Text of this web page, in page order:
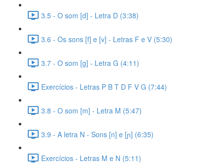
3.5 - O som [d] - Letra D (3:38)
3.6 - Os sons [f] e [v] - Letras F e V (5:30)
3.7 - O som [g] - Letra G (4:11)
Exercícios - Letras P B T D F V G (7:44)
3.8 - O som [m] - Letra M (5:47)
3.9 - A letra N - Sons [n] e [ɲ] (6:35)
Exercícios - Letras M e N (5:11)